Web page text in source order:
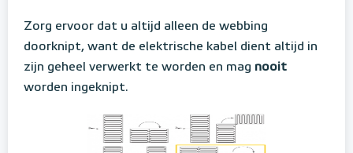
Zorg ervoor dat u altijd alleen de webbing
doorknipt, want de elektrische kabel dient altijd in
zijn geheel verwerkt te worden en mag nooit
worden ingeknipt.